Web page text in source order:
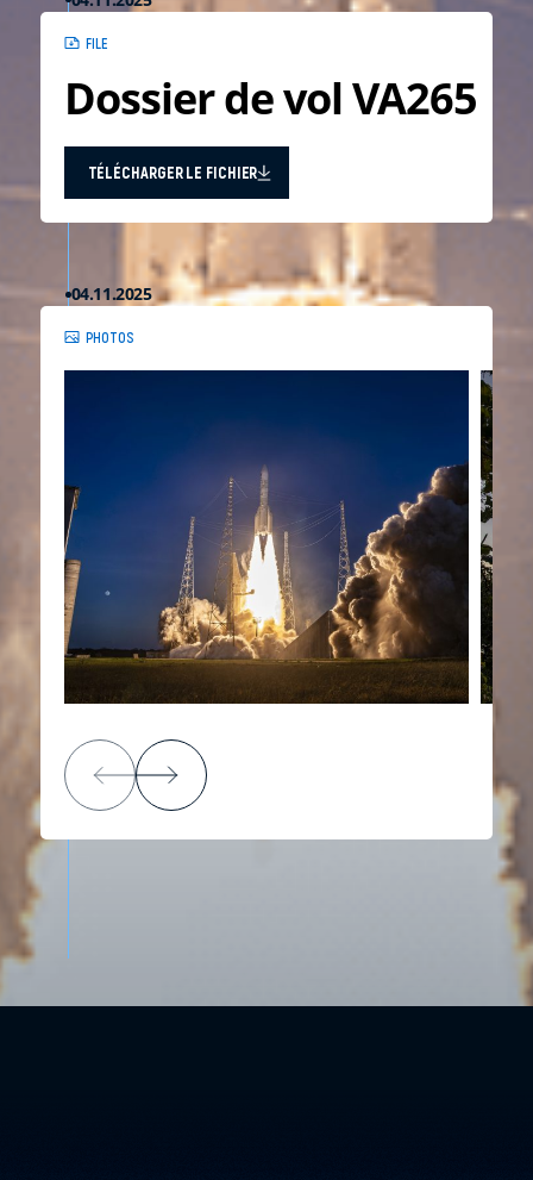
FILE
Dossier de vol VA265
TÉLÉCHARGER LE FICHIER
04.11.2025
PHOTOS